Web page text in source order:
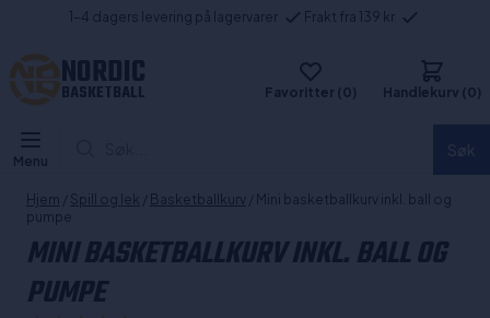
1-4 dagers levering på lagervarer Frakt fra 139 kr
NORDIC
BASKETBALL Favoritter (0) Handlekurv (0)
Menu
Hjem / Spill og lek / Basketballkurv / Mini basketballkurv inkl. ball og
pumpe
MINI BASKETBALLKURV INKL. BALL OG
PUMPE